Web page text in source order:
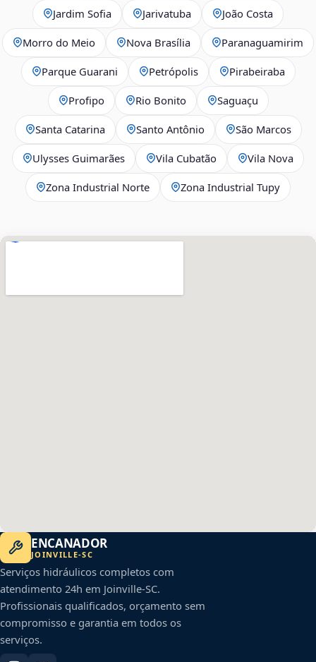
Jardim Sofia Jarivatuba João Costa
Morro do Meio Nova Brasília Paranaguamirim
Parque Guarani Petrópolis Pirabeiraba
Profipo Rio Bonito Saguaçu
Santa Catarina Santo Antônio São Marcos
Ulysses Guimarães Vila Cubatão Vila Nova
Zona Industrial Norte Zona Industrial Tupy
ENCANADOR
JOINVILLE-SC
Serviços hidráulicos completos com
atendimento 24h em Joinville-SC.
Profissionais qualificados, orçamento sem
compromisso e garantia em todos os
serviços.